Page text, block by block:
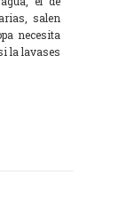
salen
necesita
la lavases